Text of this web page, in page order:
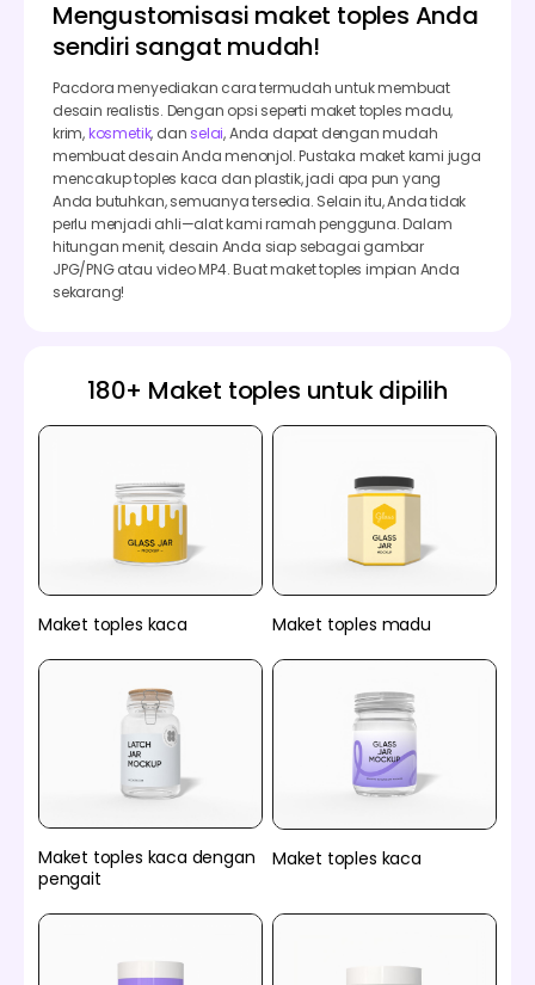
Mengustomisasi maket toples Anda
sendiri sangat mudah!
Pacdora menyediakan cara termudah untuk membuat
desain realistis. Dengan opsi seperti maket toples madu,
krim,kosmetik, dan selai, Anda dapat dengan mudah
membuat desain Anda menonjol. Pustaka maket kami juga
mencakup toples kaca dan plastik, jadi apa pun yang
Anda butuhkan, semuanya tersedia. Selain itu, Anda tidak
perlu menjadi ahli—alat kami ramah pengguna. Dalam
hitungan menit, desain Anda siap sebagai gambar
JPG/PNG atau video MP4. Buat maket toples impian Anda
sekarang!
180+ Maket toples untuk dipilih
Maket toples kaca Maket toples madu
Maket toples kaca dengan
pengait
Maket toples kaca